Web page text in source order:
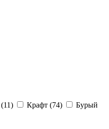
11) Крафт (74)
Бурый